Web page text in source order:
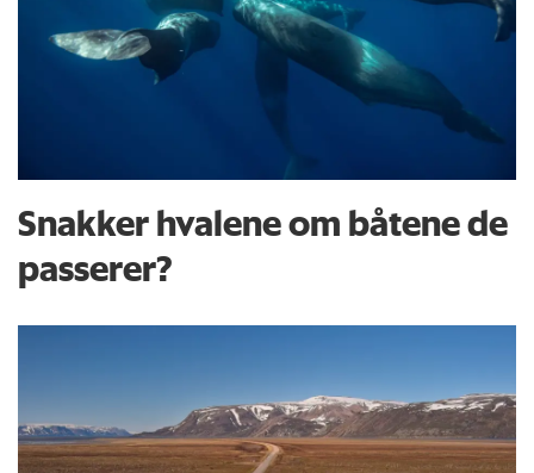
Snakker hvalene om båtene de
passerer?